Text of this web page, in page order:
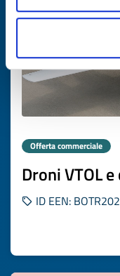
Offerta commerciale
Droni VTOL
ID EEN: